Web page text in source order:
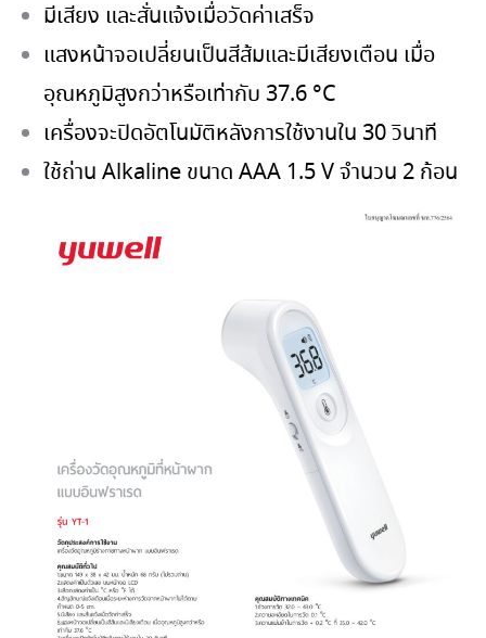
มีเสียง และสั่นแจ้งเมื่อวัดค่าเสร็จ
แสงหน้าจอเปลี่ยนเป็นสีส้มและมีเสียงเตือน เมื่อ
อุณหภูมิสูงกว่าหรือเท่ากับ 37.6 °C
เครื่องจะปิดอัตโนมัติหลังการใช้งานใน 30 วินาที
ใช้ถ่าน Alkaline ขนาด AAA 1.5 V จำนวน 2 ก้อน